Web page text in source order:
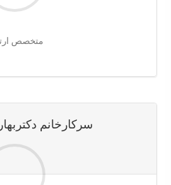
متخصص
سركارخانم